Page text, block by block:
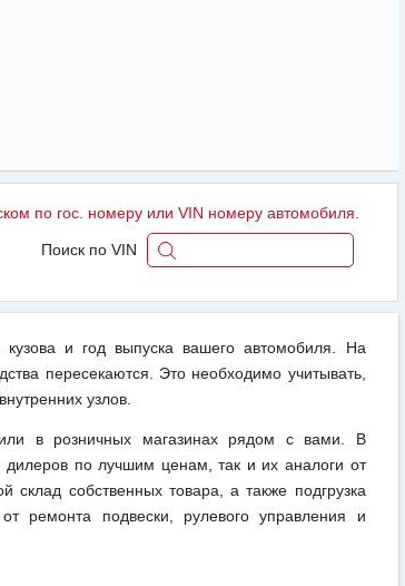
по гос. номеру или VIN номеру автомобиля.
Поиск по VIN
и год выпуска вашего автомобиля. На
пересекаются. Это необходимо учитывать,
узлов.
в розничных магазинах рядом с вами. В
дилеров по лучшим ценам, так и их аналоги от
собственных товара, а также подгрузка
ремонта подвески, рулевого управления и